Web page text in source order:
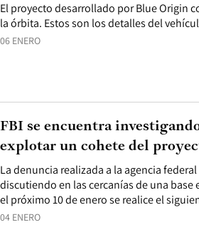
06 ENERO
El proyecto desarrollado por Blue Origin
la órbita. Estos son los detalles del
04 ENERO
La denuncia realizada a la agencia
discutiendo en las cercanías de una base
el próximo 10 de enero se realice el
FBI se encuentra
explotar un cohete del